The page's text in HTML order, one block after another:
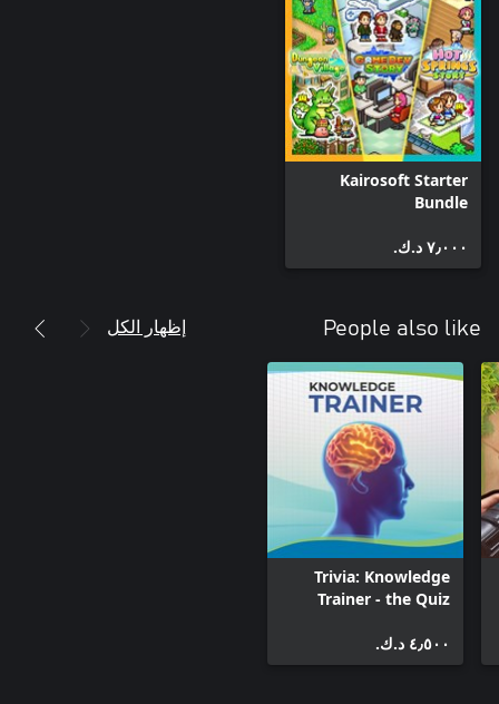
Kairosoft Starter
Bundle
٧٫٠٠٠ د.ك.‏
People also like إظهار الكل
Trivia: Knowledge
Trainer - the Quiz
٤٫٥٠٠ د.ك.‏